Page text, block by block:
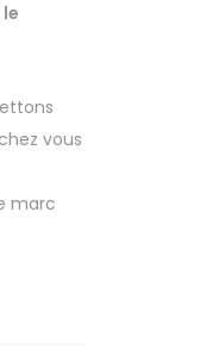
vous
marc